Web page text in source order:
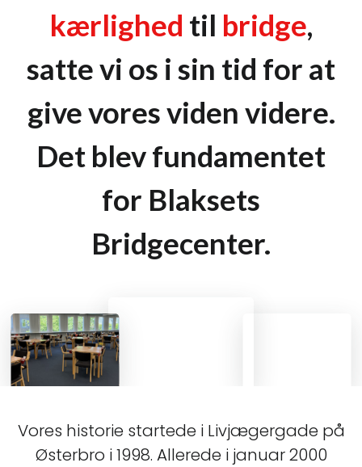
kærlighed til bridge,
satte vi os i sin tid for at
give vores viden videre.
Det blev fundamentet
for Blaksets
Bridgecenter.
Vores historie startede i Livjægergade på
Østerbro i 1998. Allerede i januar 2000